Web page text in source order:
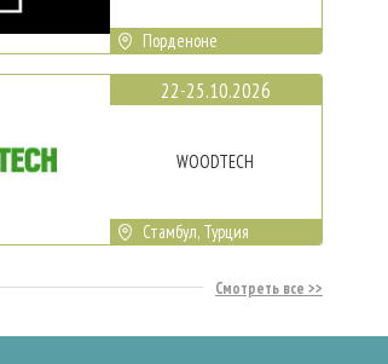
Порденоне
22-25.10.2026
WOODTECH
Стамбул, Турция
Смотреть все